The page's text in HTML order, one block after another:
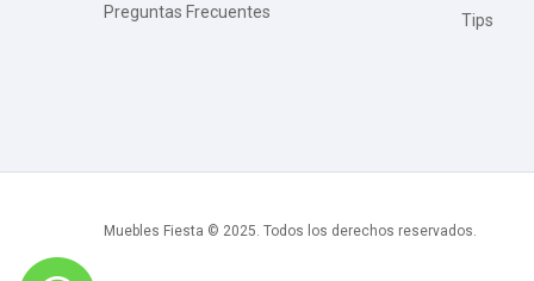
Preguntas Frecuentes
Tips
Muebles Fiesta © 2025. Todos los derechos reservados.